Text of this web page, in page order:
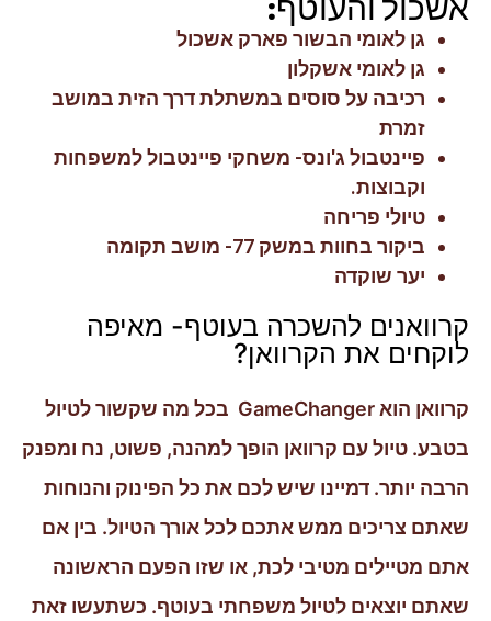
גן לאומי הבשור פארק אשכול
גן לאומי אשקלון
רכיבה על סוסים במשתלת דרך הזית במושב
זמרת
פיינטבול ג'ונס- משחקי פיינטבול למשפחות
וקבוצות.
טיולי פריחה
ביקור בחוות במשק 77- מושב תקומה
יער שוקדה
קרוואנים להשכרה בעוטף- מאיפה
לוקחים את הקרוואן?
קרוואן הוא GameChanger בכל מה שקשור לטיול
בטבע. טיול עם קרוואן הופך למהנה, פשוט, נח ומפנק
הרבה יותר. דמיינו שיש לכם את כל הפינוק והנוחות
שאתם צריכים ממש אתכם לכל אורך הטיול. בין אם
אתם מטיילים מטיבי לכת, או שזו הפעם הראשונה
שאתם יוצאים לטיול משפחתי בעוטף. כשתעשו זאת